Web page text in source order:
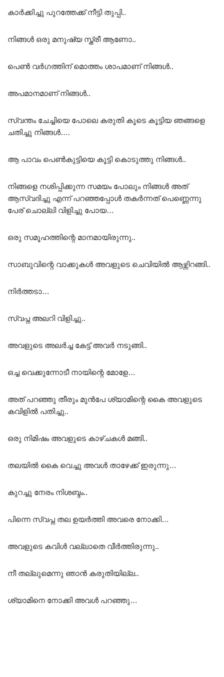
കാർക്കിച്ചു പുറത്തേക്ക് നീട്ടി തുപ്പി..
നിങ്ങൾ ഒരു മനുഷ്യ സ്ത്രീ ആണോ..
പെൺ വർഗത്തിന് മൊത്തം ശാപമാണ് നിങ്ങൾ..
അപമാനമാണ് നിങ്ങൾ..
സ്വന്തം ചേച്ചിയെ പോലെ കരുതി കൂടെ കൂട്ടിയ ഞങ്ങളെ
ചതിച്ചു നിങ്ങൾ….
ആ പാവം പെൺകുട്ടിയെ കൂട്ടി കൊടുത്തു നിങ്ങൾ..
നിങ്ങളെ നശിപ്പിക്കുന്ന സമയം പോലും നിങ്ങൾ അത്
ആസ്വദിച്ചു എന്ന് പറഞ്ഞപ്പോൾ തകർന്നത് പെണ്ണെന്നു
പേര് ചൊല്ലി വിളിച്ചു പോയ…
ഒരു സമൂഹത്തിന്റെ മാനമായിരുന്നു..
സാബുവിന്റെ വാക്കുകൾ അവളുടെ ചെവിയിൽ ആഴ്ന്നിറങ്ങി..
നിർത്തടാ…
സ്വപ്ന അലറി വിളിച്ചു..
അവളുടെ അലർച്ച കേട്ട് അവർ നടുങ്ങി..
ഒച്ച വെക്കുന്നോടീ നായിന്റെ മോളേ…
അത് പറഞ്ഞു തീരും മുൻപേ ശ്യാമിന്റെ കൈ അവളുടെ
കവിളിൽ പതിച്ചു..
ഒരു നിമിഷം അവളുടെ കാഴ്ചകൾ മങ്ങി..
തലയിൽ കൈ വെച്ചു അവൾ താഴേക്ക് ഇരുന്നു…
കുറച്ചു നേരം നിശബ്ദം..
പിന്നെ സ്വപ്ന തല ഉയർത്തി അവരെ നോക്കി…
അവളുടെ കവിൾ വല്ലാതെ വീർത്തിരുന്നു..
നീ തല്ലുമെന്നു ഞാൻ കരുതിയില്ല..
ശ്യാമിനെ നോക്കി അവൾ പറഞ്ഞു…